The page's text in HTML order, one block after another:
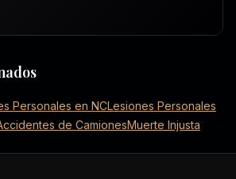
Personales en NCLesiones Personales
de CamionesMuerte Injusta